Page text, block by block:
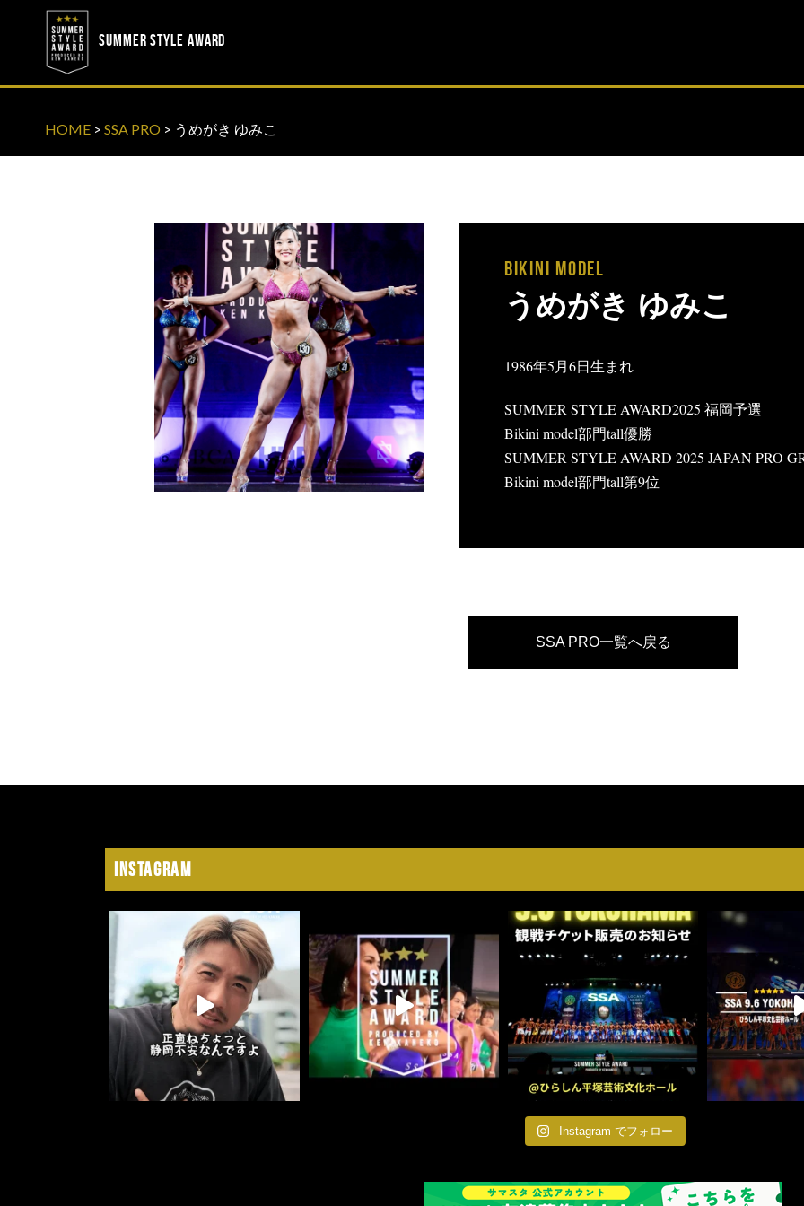
SUMMER STYLE AWARD
HOME > SSA PRO > うめがき ゆみこ
BIKINI MODEL
うめがき ゆみこ
1986年5月6日生まれ
SUMMER STYLE AWARD2025 福岡予選
Bikini model部門tall優勝
SUMMER STYLE AWARD 2025 JAPAN PRO
Bikini model部門tall第9位
SSA PRO一覧へ戻る
Instagram
Instagram でフォロー